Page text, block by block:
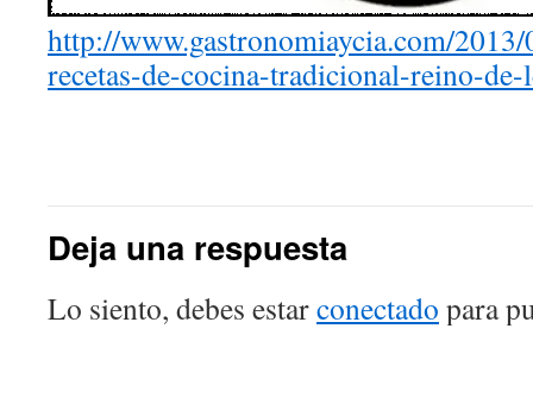
http://www.gastronomiaycia.com/
recetas-de-cocina-tradicional-reino-de-
Deja una respuesta
Lo siento, debes estarconectado para